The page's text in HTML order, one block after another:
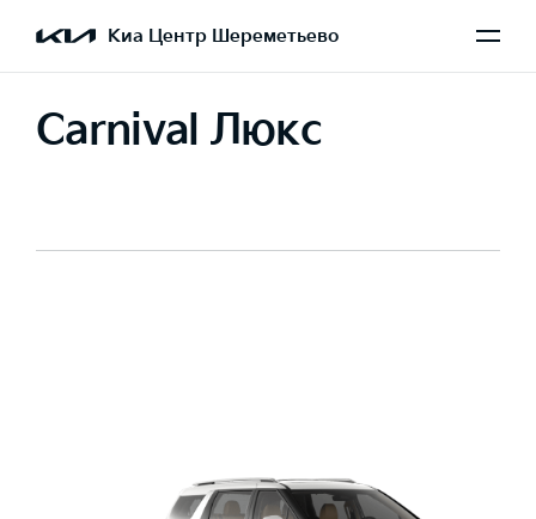
Киа Центр Шереметьево
Carnival Люкс